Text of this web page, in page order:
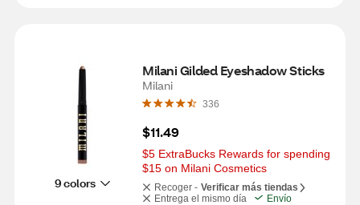
9 colors
Milani Gilded Eyeshadow Sticks
Milani
336
$11.49
$5 ExtraBucks Rewards for spending
$15 on Milani Cosmetics
Recoger - Verificar más tiendas
Entrega el mismo día
Envío